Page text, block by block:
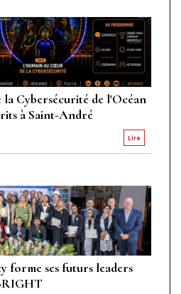
Cybersécurité de l'Océan
à Saint-André
Lire
forme ses futurs leaders